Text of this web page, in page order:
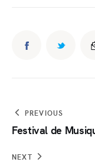
PREVIOUS
Festival de
NEXT